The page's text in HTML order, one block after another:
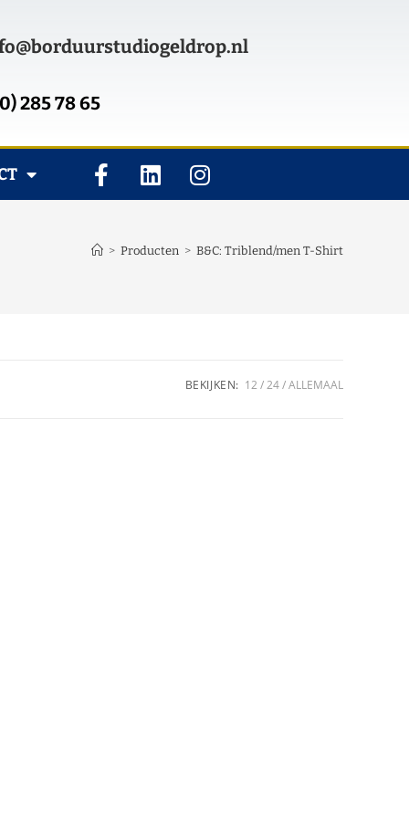
285 78 65
> Producten > B&C: Triblend/men T-Shirt
BEKIJKEN: 12 24 ALLEMAAL